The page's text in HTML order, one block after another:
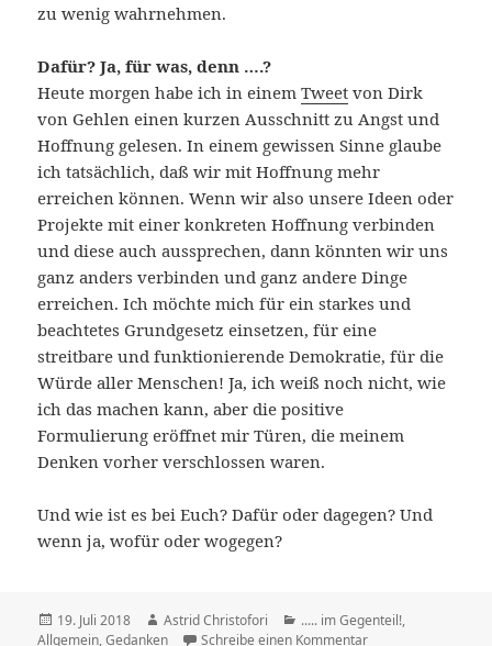
zu wenig wahrnehmen.
Dafür? Ja, für was, denn ….?
Heute morgen habe ich in einemTweet von Dirk
von Gehlen einen kurzen Ausschnitt zu Angst und
Hoffnung gelesen. In einem gewissen Sinne glaube
ich tatsächlich, daß wir mit Hoffnung mehr
erreichen können. Wenn wir also unsere Ideen oder
Projekte mit einer konkreten Hoffnung verbinden
und diese auch aussprechen, dann könnten wir uns
ganz anders verbinden und ganz andere Dinge
erreichen. Ich möchte mich für ein starkes und
beachtetes Grundgesetz einsetzen, für eine
streitbare und funktionierende Demokratie, für die
Würde aller Menschen! Ja, ich weiß noch nicht, wie
ich das machen kann, aber die positive
Formulierung eröffnet mir Türen, die meinem
Denken vorher verschlossen waren.
Und wie ist es bei Euch? Dafür oder dagegen? Und
wenn ja, wofür oder wogegen?
Veröffentlicht
am
19. Juli 2018 Autor
Astrid Christofori Kategorien
..... im Gegenteil!,
Allgemein,Gedanken Schreibe einen Kommentar